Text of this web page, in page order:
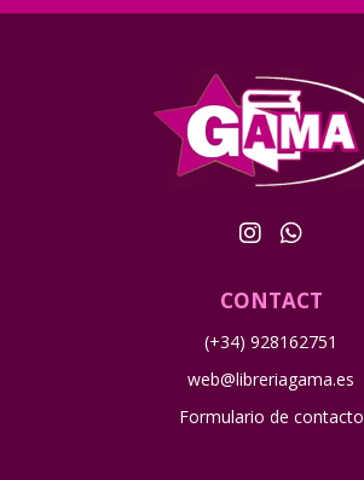
CONTACT
(+34) 928162751
web@libreriagama.es
Formulario de contacto